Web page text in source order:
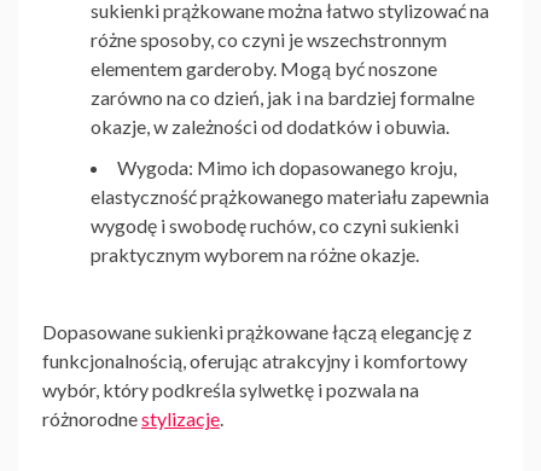
sukienki prążkowanemożna łatwo stylizować na
różne sposoby, co czyni je wszechstronnym
elementem garderoby. Mogą być noszone
zarówno na co dzień, jak i na bardziej formalne
okazje, w zależności od dodatków i obuwia.
Wygoda: Mimo ich dopasowanego kroju,
elastyczność prążkowanego materiału zapewnia
wygodę i swobodę ruchów, co czyni sukienki
praktycznym wyborem na różne okazje.
Dopasowane sukienki prążkowanełączą elegancję z
funkcjonalnością, oferując atrakcyjny i komfortowy
wybór, który podkreśla sylwetkę i pozwala na
różnorodnestylizacje.